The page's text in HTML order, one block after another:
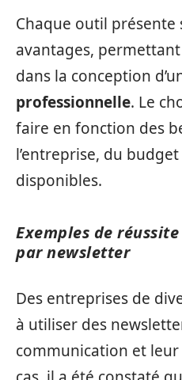
Chaque outil présente
avantages,
dans la conception
professionnelle. Le
faire en fonction des
l’entreprise, du
disponibles.
Exemples de
par newsletter
Des entreprises de
à utiliser des
communication et